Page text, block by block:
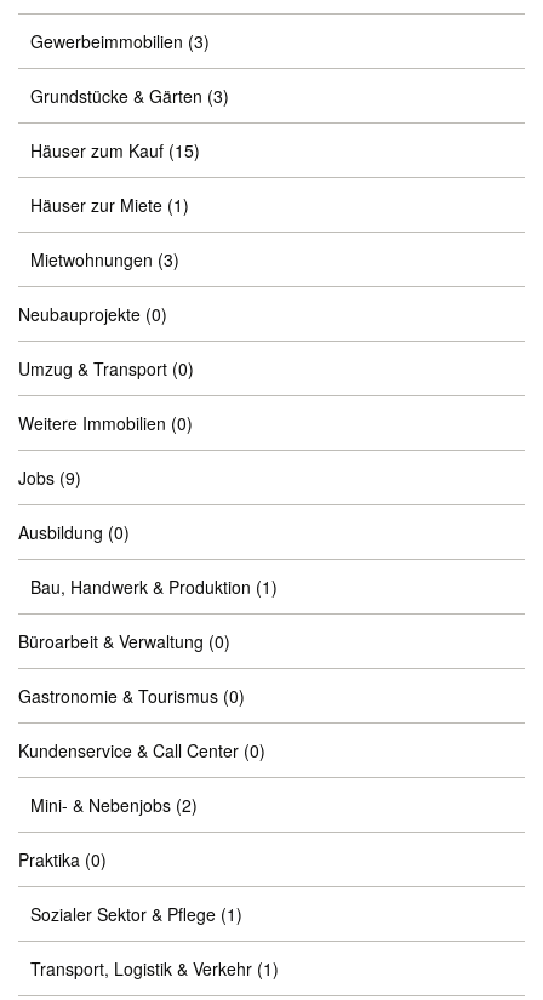
Gewerbeimmobilien (3)
Grundstücke & Gärten (3)
Häuser zum Kauf (15)
Häuser zur Miete (1)
Mietwohnungen (3)
Neubauprojekte (0)
Umzug & Transport (0)
Weitere Immobilien (0)
Jobs (9)
Ausbildung (0)
Bau, Handwerk & Produktion (1)
Büroarbeit & Verwaltung (0)
Gastronomie & Tourismus (0)
Kundenservice & Call Center (0)
Mini- & Nebenjobs (2)
Praktika (0)
Sozialer Sektor & Pflege (1)
Transport, Logistik & Verkehr (1)